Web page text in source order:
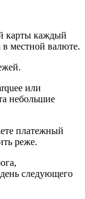
карты каждый
в местной валюте.
или
небольшие
платежный
реже.
следующего